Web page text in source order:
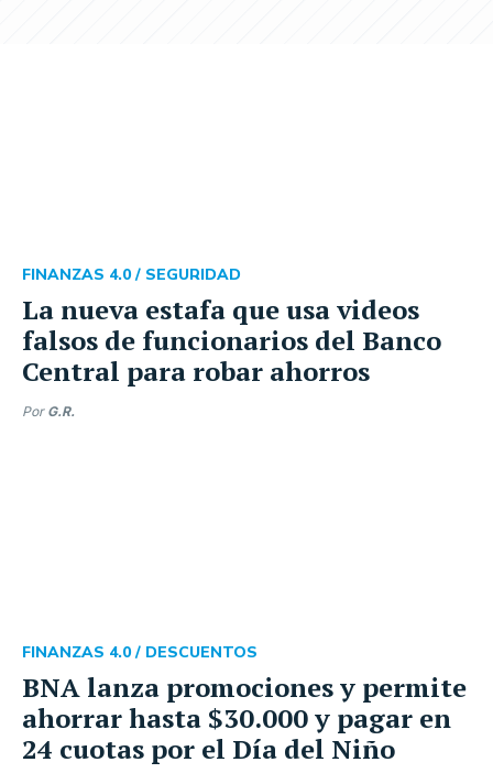
La nueva estafa que usa videos
falsos de funcionarios del Banco
Central para robar ahorros
FINANZAS 4.0 / SEGURIDAD
Por G.R.
BNA lanza promociones y permite
ahorrar hasta $30.000 y pagar en
24 cuotas por el Día del Niño
FINANZAS 4.0 / DESCUENTOS